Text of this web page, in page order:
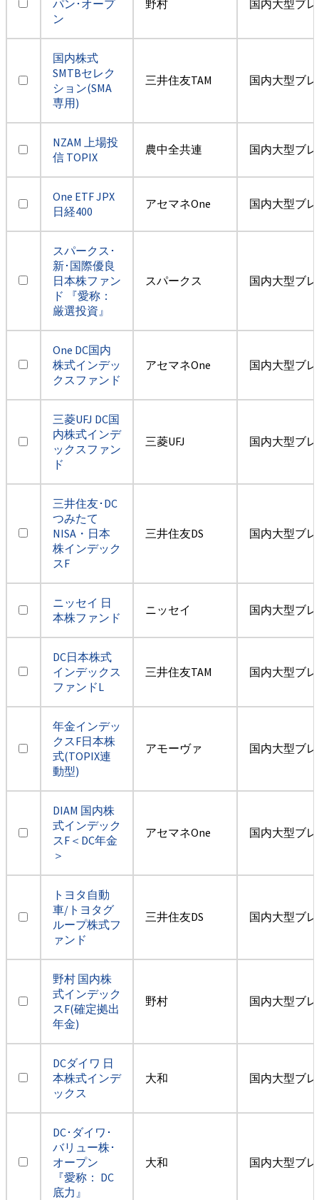
パン･オープ
ン
野村 国内大型ブ
国内株式
SMTBセレク
ション(SMA
専用)
三井住友TAM 国内大型ブ
NZAM 上場投
信 TOPIX
農中全共連 国内大型ブ
One ETF JPX
日経400
アセマネOne 国内大型ブ
スパークス･
新･国際優良
日本株ファン
ド 『愛称：
厳選投資』
スパークス 国内大型ブ
One DC国内
株式インデッ
クスファンド
アセマネOne 国内大型ブ
三菱UFJ DC国
内株式インデ
ックスファン
ド
三菱UFJ 国内大型ブ
三井住友･DC
つみたて
NISA・日本
株インデック
スF
三井住友DS 国内大型ブ
ニッセイ 日
本株ファンド
ニッセイ 国内大型ブ
DC日本株式
インデックス
ファンドL
三井住友TAM 国内大型ブ
年金インデッ
クスF日本株
式(TOPIX連
動型)
アモーヴァ 国内大型ブ
DIAM 国内株
式インデック
スF＜DC年金
＞
アセマネOne 国内大型ブ
トヨタ自動
車/トヨタグ
ループ株式フ
ァンド
三井住友DS 国内大型ブ
野村 国内株
式インデック
スF(確定拠出
年金)
野村 国内大型ブ
DCダイワ 日
本株式インデ
ックス
大和 国内大型ブ
DC･ダイワ･
バリュー株･
オープン
『愛称： DC
底力』
大和 国内大型ブ